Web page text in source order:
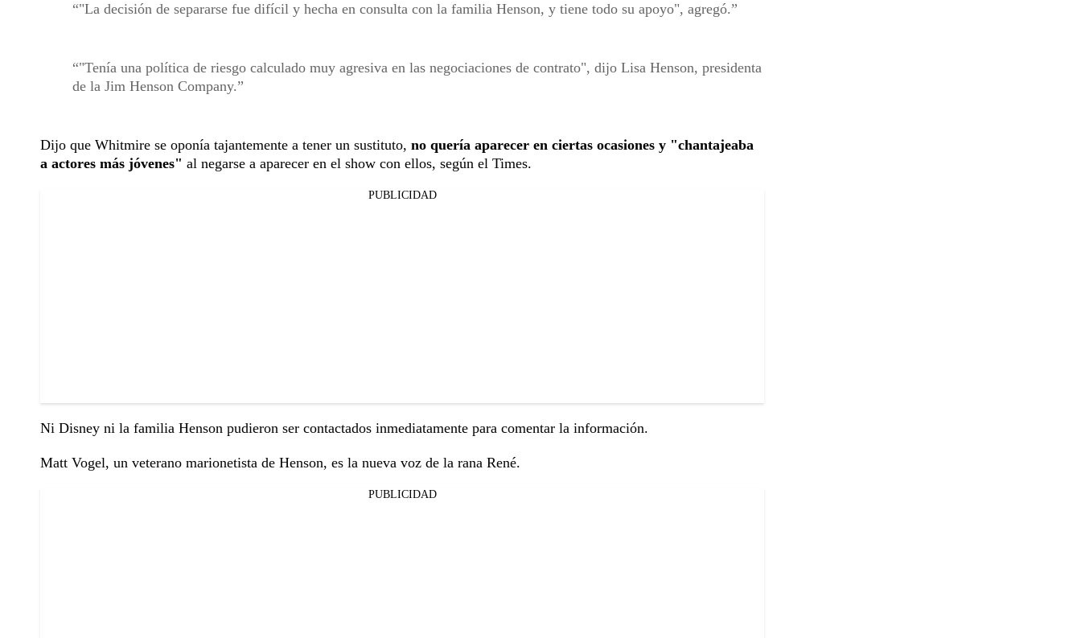
"La decisión de separarse fue difícil y hecha en consulta con la familia Henson, y tiene todo su apoyo", agregó.
"Tenía una política de riesgo calculado muy agresiva en las negociaciones de contrato", dijo Lisa Henson, presidenta
de la Jim Henson Company.
Dijo que Whitmire se oponía tajantemente a tener un sustituto, no quería aparecer en ciertas ocasiones y "chantajeaba
a actores más jóvenes" al negarse a aparecer en el show con ellos, según el Times.
PUBLICIDAD
Ni Disney ni la familia Henson pudieron ser contactados inmediatamente para comentar la información.
Matt Vogel, un veterano marionetista de Henson, es la nueva voz de la rana René.
PUBLICIDAD